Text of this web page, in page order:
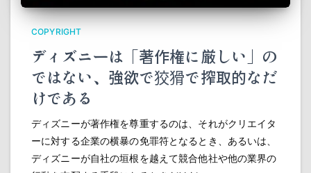
COPYRIGHT
ディズニーは「著作権に厳しい」の
ではない、強欲で狡猾で搾取的なだ
けである
ディズニーが著作権を尊重するのは、それがクリエイタ
ーに対する企業の横暴の免罪符となるとき、あるいは、
ディズニーが自社の垣根を越えて競合他社や他の業界の